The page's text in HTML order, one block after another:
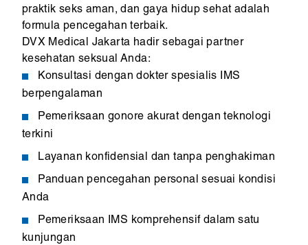
praktik seks aman, dan gaya hidup sehat adalah
formula pencegahan terbaik.
DVX Medical Jakarta hadir sebagai partner
kesehatan seksual Anda:
Konsultasi dengan dokter spesialis IMS
berpengalaman
Pemeriksaan gonore akurat dengan teknologi
terkini
Layanan konfidensial dan tanpa penghakiman
Panduan pencegahan personal sesuai kondisi
Anda
Pemeriksaan IMS komprehensif dalam satu
kunjungan